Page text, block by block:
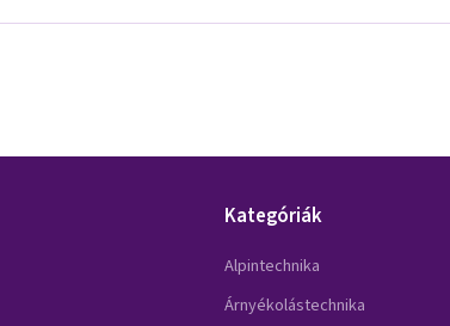
Kategóriák
Alpintechnika
Árnyékolástechnika